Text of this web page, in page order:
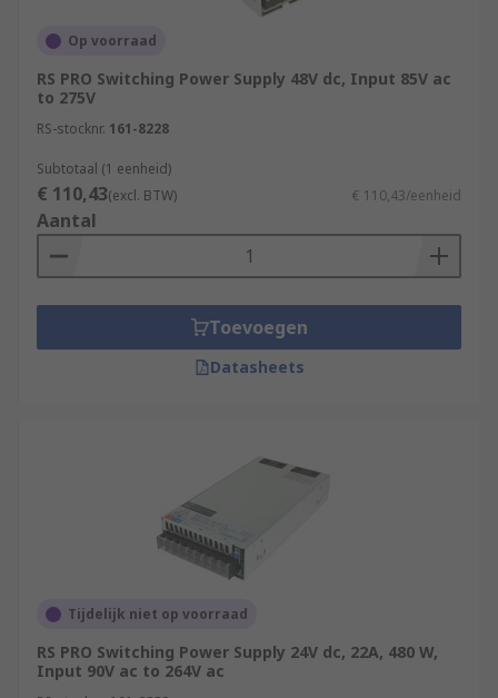
Op voorraad
RS PRO Switching Power Supply 48V dc, Input 85V ac
to 275V
RS-stocknr. 161-8228
Subtotaal (1 eenheid)
€ 110,43(excl. BTW) € 110,43/eenheid
Aantal
Toevoegen
Datasheets
Tijdelijk niet op voorraad
RS PRO Switching Power Supply 24V dc, 22A, 480 W,
Input 90V ac to 264V ac